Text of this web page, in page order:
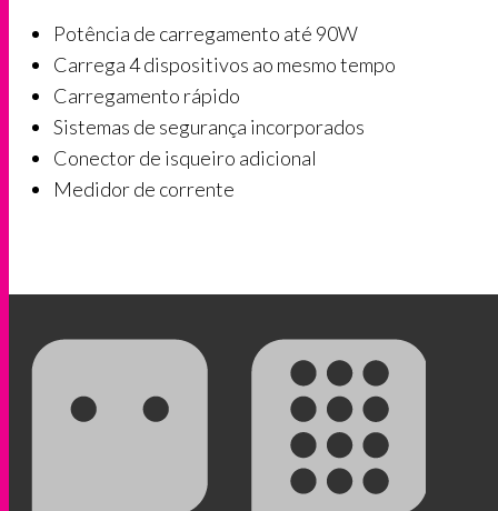
Potência de carregamento até 90W
Carrega 4 dispositivos ao mesmo tempo
Carregamento rápido
Sistemas de segurança incorporados
Conector de isqueiro adicional
Medidor de corrente